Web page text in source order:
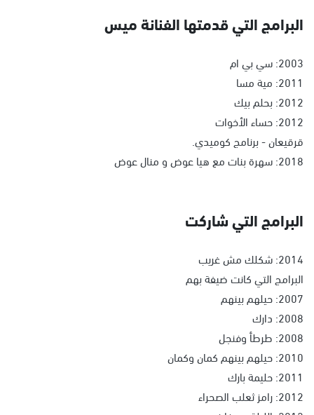
البرامج التي قدمتها الفنانة ميس
2003: سي بي ام
2011: مية مسا
2012: بحلم بيك
2012: حساء الأخوات
قرقيعان - برنامج كوميدي.
2018: سهرة بنات مع هيا عوض و منال عوض
البرامج التي شاركت
2014: شكلك مش غريب
البرامج التي كانت ضيفة بهم
2007: حيلهم بينهم
2008: دارك
2008: طرطأ وفنجل
2010: حيلهم بينهم كمان وكمان
2011: حليمة بارك
2012: رامز ثعلب الصحراء